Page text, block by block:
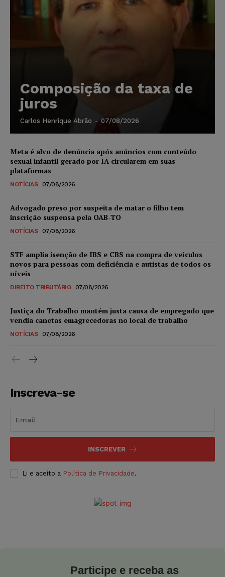
Composição da taxa de
juros
Carlos Henrique Abrão - 07/08/2026
Meta é alvo de denúncia após anúncios com conteúdo
sexual infantil gerado por IA circularem em suas
plataformas
NOTÍCIAS 07/08/2026
Advogado preso por suspeita de matar o filho tem
inscrição suspensa pela OAB-TO
NOTÍCIAS 07/08/2026
STF amplia isenção de IBS e CBS na compra de veículos
novos para pessoas com deficiência e autistas de todos os
níveis
DIREITO TRIBUTÁRIO 07/08/2026
Justiça do Trabalho mantém justa causa de empregado que
vendia canetas emagrecedoras no local de trabalho
NOTÍCIAS 07/08/2026
Inscreva-se
INSCREVER
Li e aceito a Política de Privacidade.
Participe e receba as